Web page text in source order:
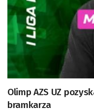
Olimp AZS UZ
bramkarza